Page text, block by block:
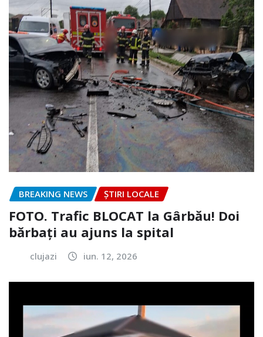
BREAKING NEWS ȘTIRI LOCALE
FOTO. Trafic BLOCAT la Gârbău! Doi
bărbați au ajuns la spital
clujazi iun. 12, 2026